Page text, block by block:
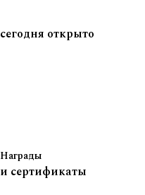
сегодня открыто
Награды
и сертификаты